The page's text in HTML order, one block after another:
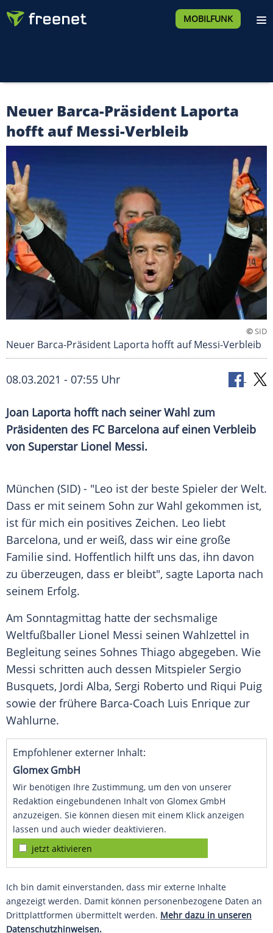
MOBILFUNK
Neuer Barca-Präsident Laporta
hofft auf Messi-Verbleib
©SID
Neuer Barca-Präsident Laporta hofft auf Messi-Verbleib
08.03.2021 - 07:55 Uhr
Joan Laporta hofft nach seiner Wahl zum
Präsidenten des FC Barcelona auf einen Verbleib
von Superstar Lionel Messi.
München (SID) - "Leo ist der beste Spieler der Welt.
Dass er mit seinem Sohn zur Wahl gekommen ist,
ist für mich ein positives Zeichen. Leo liebt
Barcelona, und er weiß, dass wir eine große
Familie sind. Hoffentlich hilft uns das, ihn davon
zu überzeugen, dass er bleibt", sagte Laporta nach
seinem Erfolg.
Am Sonntagmittag hatte der sechsmalige
Weltfußballer Lionel Messi seinen Wahlzettel in
Begleitung seines Sohnes Thiago abgegeben. Wie
Messi schritten auch dessen Mitspieler Sergio
Busquets, Jordi Alba, Sergi Roberto und Riqui Puig
sowie der frühere Barca-Coach Luis Enrique zur
Wahlurne.
Empfohlener externer Inhalt:
Glomex GmbH
Wir benötigen Ihre Zustimmung, um den von unserer
Redaktion eingebundenen Inhalt von Glomex GmbH
anzuzeigen. Sie können diesen mit einem Klick anzeigen
lassen und auch wieder deaktivieren.
jetzt aktivieren
Ich bin damit einverstanden, dass mir externe Inhalte
angezeigt werden. Damit können personenbezogene Daten an
Drittplattformen übermittelt werden. Mehr dazu in unseren
Datenschutzhinweisen.